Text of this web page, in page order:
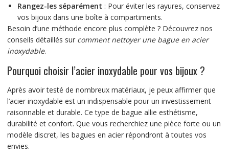
Rangez-les séparément : Pour éviter les rayures, conservez
vos bijoux dans une boîte à compartiments.
Besoin d’une méthode encore plus complète ? Découvrez nos
conseils détaillés sur comment nettoyer une bague en acier
inoxydable.
Pourquoi choisir l’acier inoxydable pour vos bijoux ?
Après avoir testé de nombreux matériaux, je peux affirmer que
l’acier inoxydable est un indispensable pour un investissement
raisonnable et durable. Ce type de bague allie esthétisme,
durabilité et confort. Que vous recherchiez une pièce forte ou un
modèle discret, les bagues en acier répondront à toutes vos
envies.